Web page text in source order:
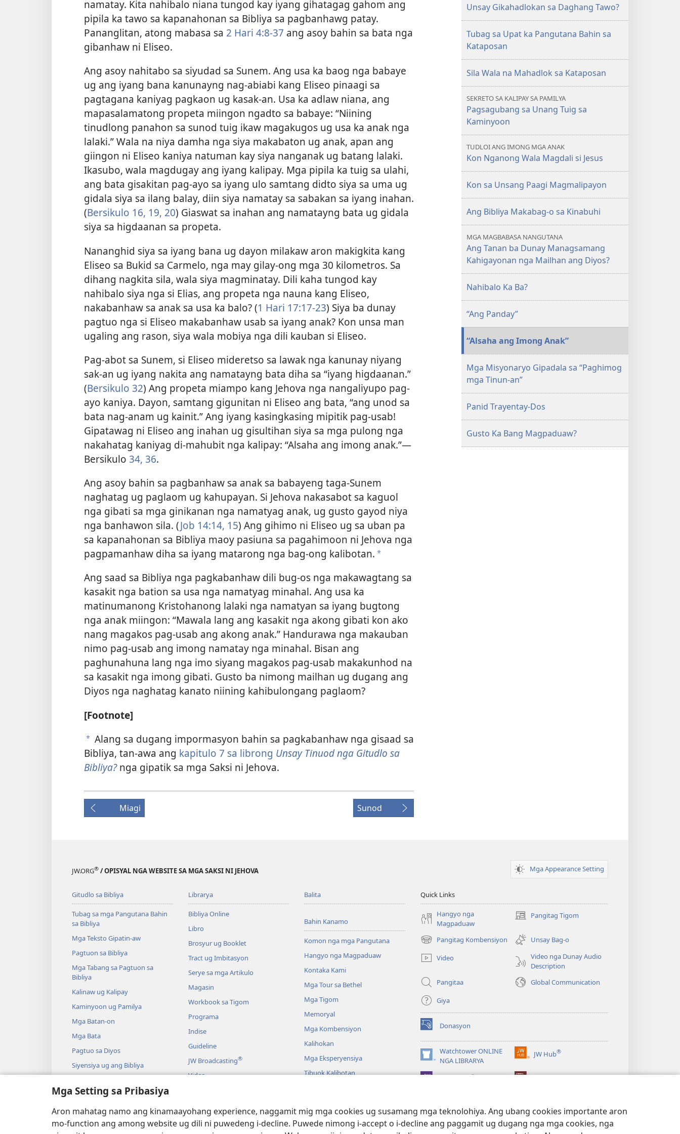
Mga Setting sa Pribasiya
Aron mahatag namo ang kinamaayohang experience, naggamit mig mga cookies ug susamang mga teknolohiya. Ang ubang cookies importante aron
mo-function ang among website ug dili ni puwedeng i-decline. Puwede nimong i-accept o i-decline ang paggamit ug dugang nga mga cookies, nga
namatay. Kita nahibalo niana tungod kay iyang gihatagag gahom ang
pipila ka tawo sa kapanahonan sa Bibliya sa pagbanhawg patay.
Pananglitan, atong mabasa sa 2 Hari 4:8-37 ang asoy bahin sa bata nga
gibanhaw ni Eliseo.
Ang asoy nahitabo sa siyudad sa Sunem. Ang usa ka baog nga babaye
ug ang iyang bana kanunayng nag-abiabi kang Eliseo pinaagi sa
pagtagana kaniyag pagkaon ug kasak-an. Usa ka adlaw niana, ang
mapasalamatong propeta miingon ngadto sa babaye: “Niining
tinudlong panahon sa sunod tuig ikaw magakugos ug usa ka anak nga
lalaki.” Wala na niya damha nga siya makabaton ug anak, apan ang
giingon ni Eliseo kaniya natuman kay siya nanganak ug batang lalaki.
Ikasubo, wala magdugay ang iyang kalipay. Mga pipila ka tuig sa ulahi,
ang bata gisakitan pag-ayo sa iyang ulo samtang didto siya sa uma ug
gidala siya sa ilang balay, diin siya namatay sa sabakan sa iyang inahan.
(Bersikulo 16, 19, 20) Giaswat sa inahan ang namatayng bata ug gidala
siya sa higdaanan sa propeta.
Nananghid siya sa iyang bana ug dayon milakaw aron makigkita kang
Eliseo sa Bukid sa Carmelo, nga may gilay-ong mga 30 kilometros. Sa
dihang nagkita sila, wala siya magminatay. Dili kaha tungod kay
nahibalo siya nga si Elias, ang propeta nga nauna kang Eliseo,
nakabanhaw sa anak sa usa ka balo? (1 Hari 17:17-23) Siya ba dunay
pagtuo nga si Eliseo makabanhaw usab sa iyang anak? Kon unsa man
ugaling ang rason, siya wala mobiya nga dili kauban si Eliseo.
Pag-abot sa Sunem, si Eliseo mideretso sa lawak nga kanunay niyang
sak-an ug iyang nakita ang namatayng bata diha sa “iyang higdaanan.”
(Bersikulo 32) Ang propeta miampo kang Jehova nga nangaliyupo pag-
ayo kaniya. Dayon, samtang gigunitan ni Eliseo ang bata, “ang unod sa
bata nag-anam ug kainit.” Ang iyang kasingkasing mipitik pag-usab!
Gipatawag ni Eliseo ang inahan ug gisultihan siya sa mga pulong nga
nakahatag kaniyag di-mahubit nga kalipay: “Alsaha ang imong anak.”—
Bersikulo 34, 36.
Ang asoy bahin sa pagbanhaw sa anak sa babayeng taga-Sunem
naghatag ug paglaom ug kahupayan. Si Jehova nakasabot sa kaguol
nga gibati sa mga ginikanan nga namatyag anak, ug gusto gayod niya
nga banhawon sila. (Job 14:14, 15) Ang gihimo ni Eliseo ug sa uban pa
sa kapanahonan sa Bibliya maoy pasiuna sa pagahimoon ni Jehova nga
pagpamanhaw diha sa iyang matarong nga bag-ong kalibotan. a
Ang saad sa Bibliya nga pagkabanhaw dili bug-os nga makawagtang sa
kasakit nga bation sa usa nga namatyag minahal. Ang usa ka
matinumanong Kristohanong lalaki nga namatyan sa iyang bugtong
nga anak miingon: “Mawala lang ang kasakit nga akong gibati kon ako
nang magakos pag-usab ang akong anak.” Handurawa nga makauban
nimo pag-usab ang imong namatay nga minahal. Bisan ang
paghunahuna lang nga imo siyang magakos pag-usab makakunhod na
sa kasakit nga imong gibati. Gusto ba nimong mailhan ug dugang ang
Diyos nga naghatag kanato niining kahibulongang paglaom?
[Footnote]
a Alang sa dugang impormasyon bahin sa pagkabanhaw nga gisaad sa
Bibliya, tan-awa ang kapitulo 7 sa librong Unsay Tinuod nga Gitudlo sa
Bibliya?nga gipatik sa mga Saksi ni Jehova.
Miagi Sunod
BANTAYANANG
Agosto 2010
Unsay Gikahadlokan sa Daghang Tawo?
Tubag sa Upat ka Pangutana Bahin sa
Kataposan
Sila Wala na Mahadlok sa Kataposan
SEKRETO SA KALIPAY SA PAMILYA
Pagsagubang sa Unang Tuig sa
Kaminyoon
TUDLOI ANG IMONG MGA ANAK
Kon Nganong Wala Magdali si Jesus
Kon sa Unsang Paagi Magmalipayon
Ang Bibliya Makabag-o sa Kinabuhi
MGA MAGBABASA NANGUTANA
Ang Tanan ba Dunay Managsamang
Kahigayonan nga Mailhan ang Diyos?
Nahibalo Ka Ba?
“Ang Panday”
“Alsaha ang Imong Anak”
Mga Misyonaryo Gipadala sa “Paghimog
mga Tinun-an”
Panid Trayentay-Dos
Gusto Ka Bang Magpaduaw?
JW.ORG® / OPISYAL NGA WEBSITE SA MGA SAKSI NI JEHOVA Mga Appearance Setting
Gitudlo sa Bibliya
Tubag sa mga Pangutana Bahin
sa Bibliya
Mga Teksto Gipatin-aw
Pagtuon sa Bibliya
Mga Tabang sa Pagtuon sa
Bibliya
Kalinaw ug Kalipay
Kaminyoon ug Pamilya
Mga Batan-on
Mga Bata
Pagtuo sa Diyos
Siyensiya ug ang Bibliya
Librarya
Bibliya Online
Libro
Brosyur ug Booklet
Tract ug Imbitasyon
Serye sa mga Artikulo
Magasin
Workbook sa Tigom
Programa
Indise
Guideline
JW Broadcasting®
Video
Gidrama nga Pagbasa sa Bibliya
Balita
Bahin Kanamo
Komon nga mga Pangutana
Hangyo nga Magpaduaw
Kontaka Kami
Mga Tour sa Bethel
Mga Tigom
Memoryal
Mga Kombensiyon
Kalihokan
Mga Eksperyensiya
Tibuok Kalibotan
Quick Links
Hangyo nga
Magpaduaw
Pangitag Tigom
(mo-
ug
ong
window)
Pangitag Kombensiyon
(mo-
open
ug
ong
Unsay Bag-o
Video
Video nga Dunay Audio
Description
Pangitaa
Global Communication
Giya
Donasyon
(mo-
open
ug
bag-
Watchtower ONLINE
NGA LIBRARYA
(mo-
open
window)
JW Hub®
(mo-
ug
®